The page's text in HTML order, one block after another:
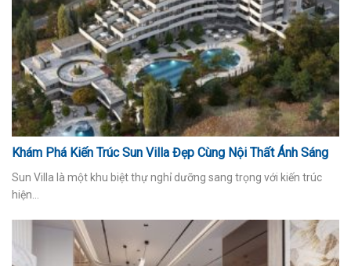
Khám Phá Kiến Trúc Sun Villa Đẹp Cùng Nội Thất Ánh Sáng
Sun Villa là một khu biệt thự nghỉ dưỡng sang trọng với kiến trúc
hiện...